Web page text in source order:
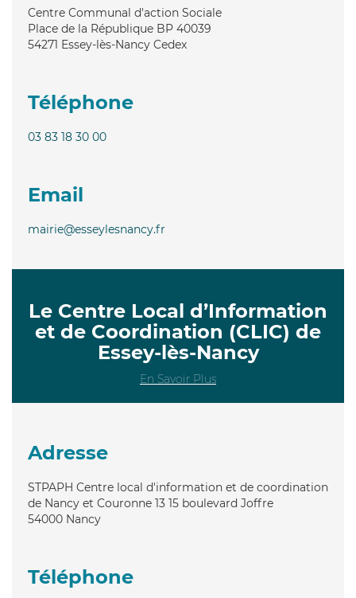
Centre Communal d'action Sociale
Place de la République BP 40039
54271 Essey-lès-Nancy Cedex
Téléphone
03 83 18 30 00
Email
mairie@esseylesnancy.fr
Le Centre Local d’Information
et de Coordination (CLIC) de
Essey-lès-Nancy
En Savoir Plus
Adresse
STPAPH Centre local d'information et de coordination
de Nancy et Couronne 13 15 boulevard Joffre
54000 Nancy
Téléphone